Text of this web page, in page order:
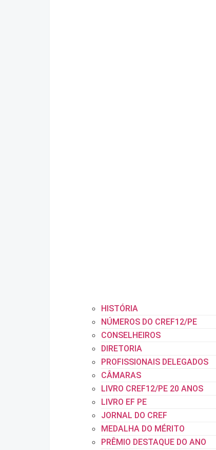
HISTÓRIA
NÚMEROS DO CREF12/PE
CONSELHEIROS
DIRETORIA
PROFISSIONAIS DELEGADOS
CÂMARAS
LIVRO CREF12/PE 20 ANOS
LIVRO EF PE
JORNAL DO CREF
MEDALHA DO MÉRITO
PRÊMIO DESTAQUE DO ANO